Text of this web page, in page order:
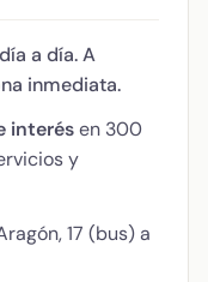
a día. A
inmediata.
interésen 300
y
17 (bus) a